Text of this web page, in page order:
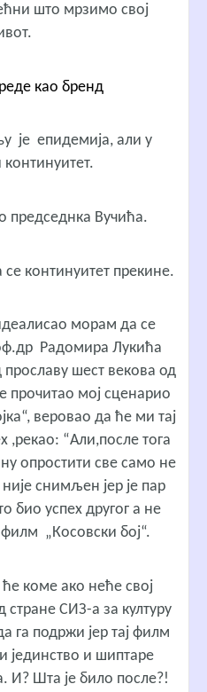
што мрзимо свој
као бренд
је епидемија, али у
континуитет.
Вучића.
континуитет прекине.
морам да се
Радомира Лукића
прославу шест векова од
прочитао мој сценарио
веровао да ће ми тај
,рекао: “Али,после тога
опростити све само не
снимљен јер је пар
био успех другог а не
„Косовски бој“.
коме ако неће свој
стране СИЗ-а за културу
га подржи јер тај филм
јединство и шиптаре
И? Шта је било после?!